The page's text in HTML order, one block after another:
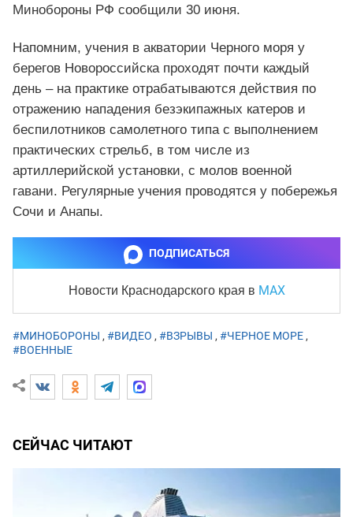
Минобороны РФ сообщили 30 июня.
Напомним, учения в акватории Черного моря у
берегов Новороссийска проходят почти каждый
день – на практике отрабатываются действия по
отражению нападения безэкипажных катеров и
беспилотников самолетного типа с выполнением
практических стрельб, в том числе из
артиллерийской установки, с молов военной
гавани. Регулярные учения проводятся у побережья
Сочи и Анапы.
ПОДПИСАТЬСЯ
Новости Краснодарского края в MAX
#МИНОБОРОНЫ , #ВИДЕО , #ВЗРЫВЫ , #ЧЕРНОЕ МОРЕ,
#ВОЕННЫЕ
СЕЙЧАС ЧИТАЮТ